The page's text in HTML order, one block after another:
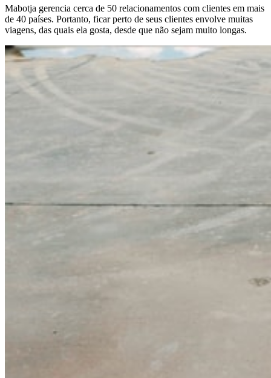
Mabotja gerencia cerca de 50 relacionamentos com clientes em mais
de 40 países. Portanto, ficar perto de seus clientes envolve muitas
viagens, das quais ela gosta, desde que não sejam muito longas.